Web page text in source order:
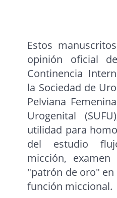
Estos
opinión oficial
Continencia
la Sociedad de
Pelviana
Urogenital
utilidad para
del estudio
micción,
"patrón de oro" en
función miccional.